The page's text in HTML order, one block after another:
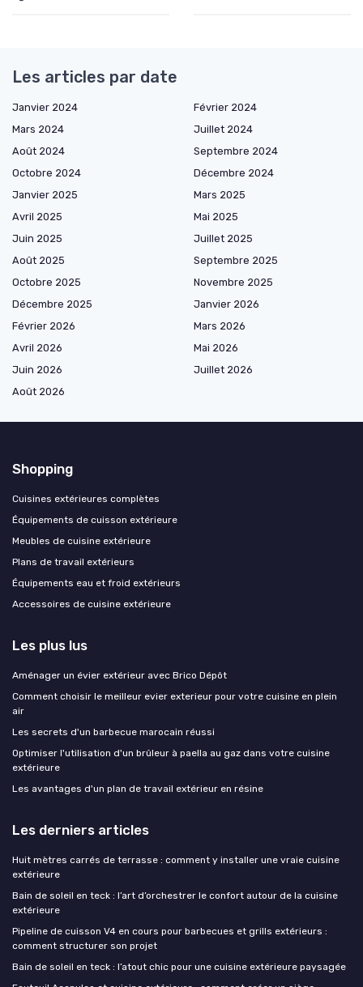
Les articles par date
Janvier 2024
Février 2024
Mars 2024
Juillet 2024
Août 2024
Septembre 2024
Octobre 2024
Décembre 2024
Janvier 2025
Mars 2025
Avril 2025
Mai 2025
Juin 2025
Juillet 2025
Août 2025
Septembre 2025
Octobre 2025
Novembre 2025
Décembre 2025
Janvier 2026
Février 2026
Mars 2026
Avril 2026
Mai 2026
Juin 2026
Juillet 2026
Août 2026
Shopping
Cuisines extérieures complètes
Équipements de cuisson extérieure
Meubles de cuisine extérieure
Plans de travail extérieurs
Équipements eau et froid extérieurs
Accessoires de cuisine extérieure
Les plus lus
Aménager un évier extérieur avec Brico Dépôt
Comment choisir le meilleur evier exterieur pour votre cuisine en plein
air
Les secrets d'un barbecue marocain réussi
Optimiser l'utilisation d'un brûleur à paella au gaz dans votre cuisine
extérieure
Les avantages d'un plan de travail extérieur en résine
Les derniers articles
Huit mètres carrés de terrasse : comment y installer une vraie cuisine
extérieure
Bain de soleil en teck : l’art d’orchestrer le confort autour de la cuisine
extérieure
Pipeline de cuisson V4 en cours pour barbecues et grills extérieurs :
comment structurer son projet
Bain de soleil en teck : l’atout chic pour une cuisine extérieure paysagée